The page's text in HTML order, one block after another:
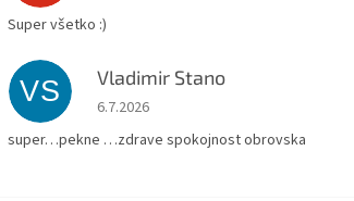
Super všetko :)
VS Vladimir Stano
Hodnotenie obchodu je 5 z 5 hviezdičiek.
6.7.2026
super…pekne …zdrave spokojnost obrovska